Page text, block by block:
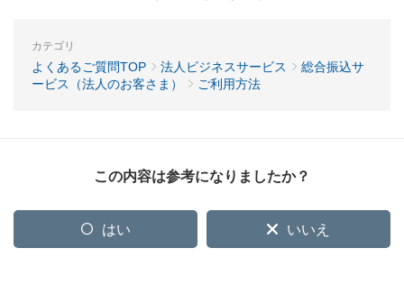
カテゴリ
よくあるご質問TOP 法人ビジネスサービス
総合振込サ
ービス（法人のお客さま）
ご利用方法
この内容は参考になりましたか？
はい いいえ